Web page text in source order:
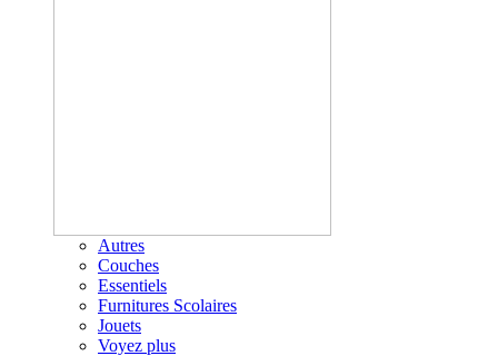
Autres
Couches
Essentiels
Furnitures Scolaires
Jouets
Voyez plus